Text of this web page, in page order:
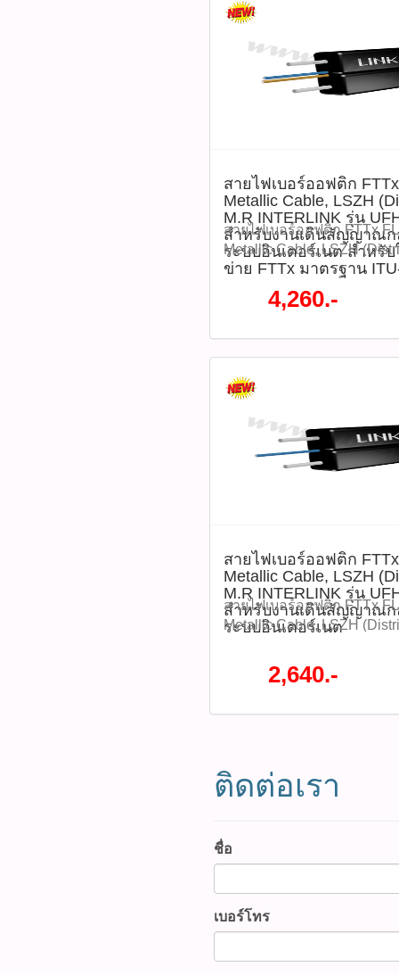
และแสงแดด ตัวสายไม่มีส่ว
MIDYEAR SALE 2026 ล
ราคา 2,020 บาท ลดเหลือร
UFH9522-3 (รหัสสินค้า :
987-3656 (saleธิป)
2686 (sale ตี๋)
@peeranun8336
สายไฟเบอร์ออฟติก
Metallic Cable, LSZH
M.R INTERLINK รุ่น
สำหรับงานเดินสัญญาณก
ระบบอินเตอร์เนต สำหรั
ข่าย FTTx มาตรฐาน
สายไฟเบอร์ออฟติก FTTx
Metallic Cable, LSZH
INTERLINK รุ่น UFH9322
สัญญาณกล้องวงจรปิดและร
สำหรับใช้งานในโครงข่าย
ตามเสาโดยไม่ต้องเดินสาย
ไฟฟ้า INTERLINK
สูงสุด 70% จากปกติ ราคา
ราคา 4,260 บาท รุ่น :
987-3656 (saleธิป)
2686 (sale ตี๋)
@peeranun8336
4,260.-
สายไฟเบอร์ออฟติก
Metallic Cable, LSZH
M.R INTERLINK รุ่น
สำหรับงานเดินสัญญาณก
ระบบอินเตอร์เนต
สายไฟเบอร์ออฟติก FTTx
Metallic Cable, LSZH
สัญญาณกล้องวงจรปิดและร
สำหรับใช้งานในโครงข่าย
สายทนสภาวะแวดล้อมและ
MIDYEAR SALE 2026 ลด
UFH9321 (รหัสสินค้า :
นทั้งหมด
2,640.-
ติดต่อเรา
ชื่อ
เบอร์โทร